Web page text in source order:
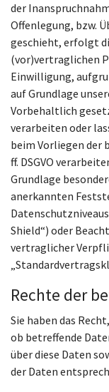
der
Offenlegung, bzw.
geschieht, erfolgt
(vor)vertraglichen
Einwilligung,
auf Grundlage
Vorbehaltlich
verarbeiten oder
beim Vorliegen der
ff. DSGVO
Grundlage
anerkannten
Datenschutzniveaus
Shield“) oder
vertraglicher
Rechte der
Sie haben das
ob betreffende
über diese Daten
der Daten